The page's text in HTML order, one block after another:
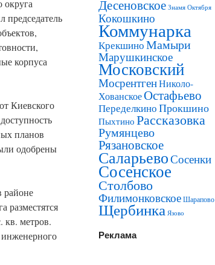
округа
председатель
корпуса
Киевского
планов
одобрены
районе
разместятся
кв. метров.
Десеновское Знамя Октября
Кокошкино
Коммунарка
КрекшиноМамыри
Марушкинское
Московский
МосрентгенНиколо-
ХованскоеОстафьево
ПеределкиноПрокшино
Пыхтино Рассказовка
Румянцево
Рязановское
СаларьевоСосенки
Сосенское
Столбово
ФилимонковскоеШарапово
Щербинка Язово
Реклама